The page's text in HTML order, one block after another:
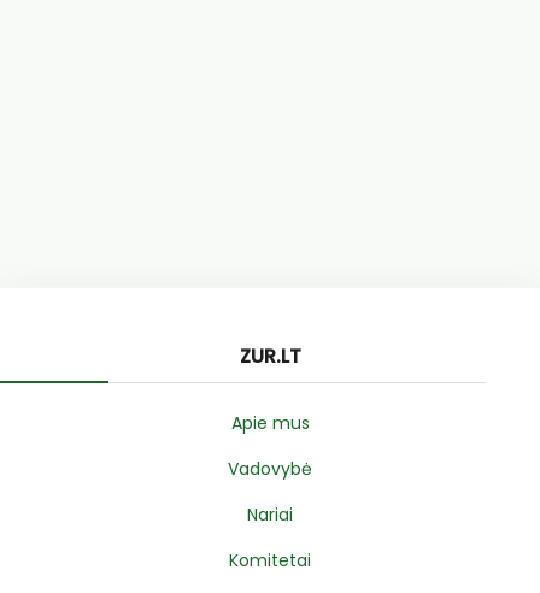
ZUR.LT
Apie mus
Vadovybė
Nariai
Komitetai